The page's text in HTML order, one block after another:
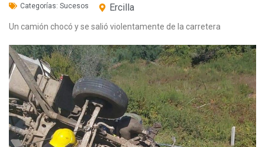
Categorías: Sucesos Ercilla
Un camión chocó y se salió violentamente de la carretera